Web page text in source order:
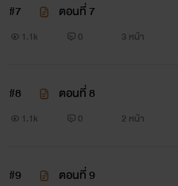
#7 ตอนที่ 7
1.1k 0 3 หน้า
#8 ตอนที่ 8
1.1k 0 2 หน้า
#9 ตอนที่ 9